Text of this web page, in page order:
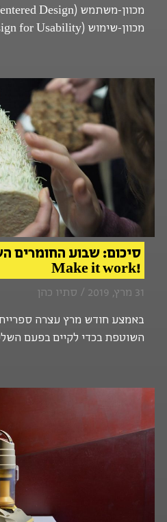
מכוון-שימוש (Design for Usability), הם...
סיכום: שבוע החומרים
!Make it work
31 מרץ, 2019 / סתיו כהן
באמצע חודש מרץ עצרה
השוטפת בכדי לקיים בפעם